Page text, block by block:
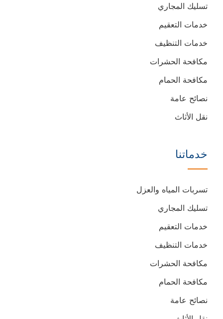
تسليك المجاري
خدمات التعقيم
خدمات التنظيف
مكافحة الحشرات
مكافحة الحمام
نصائح عامة
نقل الأثاث
خدماتنا
تسربات المياه والعزل
تسليك المجاري
خدمات التعقيم
خدمات التنظيف
مكافحة الحشرات
مكافحة الحمام
نصائح عامة